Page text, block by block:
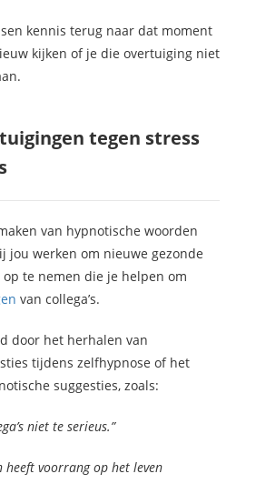
kennis terug naar dat moment
kijken of je die overtuiging niet
tegen stress
van hypnotische woorden
jou werken om nieuwe gezonde
te nemen die je helpen om
van collega’s.
door het herhalen van
tijdens zelfhypnose of het
suggesties, zoals:
niet te serieus.”
heeft voorrang op het leven